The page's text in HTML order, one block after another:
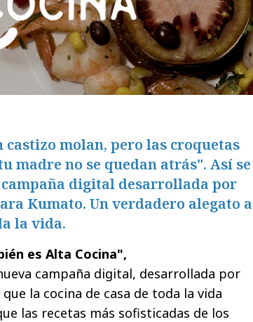
castizo molan, pero las croquetas
madre no se quedan atrás". Así se
digital desarrollada por
Kumato. Un verdadero alegato a
la vida.
es Alta Cocina",
campaña digital, desarrollada por
la cocina de casa de toda la vida
las recetas más sofisticadas de los